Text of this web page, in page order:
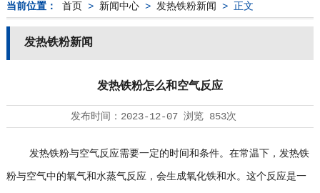
当前位置： 首页 > 新闻中心> 发热铁粉新闻 > 正文
发热铁粉新闻
发热铁粉怎么和空气反应
发布时间： 2023-12-07浏览 853次
发热铁粉与空气反应需要一定的时间和条件。在常温下，发热铁
粉与空气中的氧气和水蒸气反应，会生成氧化铁和水。这个反应是一